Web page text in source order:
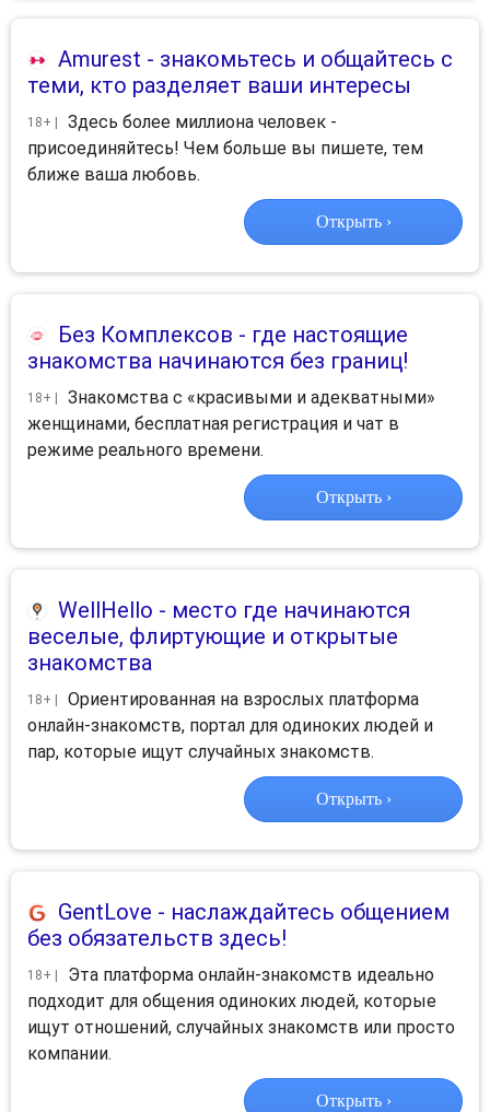
Amurest - знакомьтесь и общайтесь с
теми, кто разделяет ваши интересы
18+ |
Здесь более миллиона человек -
присоединяйтесь! Чем больше вы пишете, тем
ближе ваша любовь.
Открыть ›
Без Комплексов - где настоящие
знакомства начинаются без границ!
18+ |
Знакомства с «красивыми и адекватными»
женщинами, бесплатная регистрация и чат в
режиме реального времени.
Открыть ›
WellHello - место где начинаются
веселые, флиртующие и открытые
знакомства
18+ |
Ориентированная на взрослых платформа
онлайн-знакомств, портал для одиноких людей и
пар, которые ищут случайных знакомств.
Открыть ›
GentLove - наслаждайтесь общением
без обязательств здесь!
18+ |
Эта платформа онлайн-знакомств идеально
подходит для общения одиноких людей, которые
ищут отношений, случайных знакомств или просто
компании.
Открыть ›